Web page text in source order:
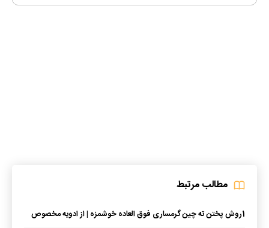
مطالب مرتبط
1روش پختن ته چین گرمساری فوق العاده خوشمزه | از ادویه مخصوص